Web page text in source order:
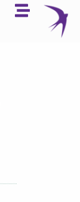
تخطي
المحتوى